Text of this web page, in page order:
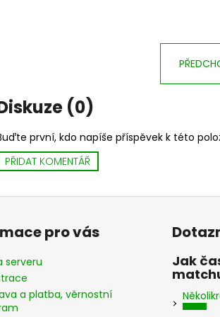
(0)
první, kdo napíše příspěvek k této
PŘIDAT KOMENTÁŘ
pro vás
serveru
a platba, věrnostní
Jak